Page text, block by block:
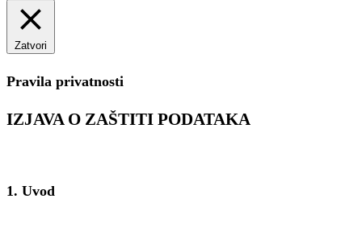
Zatvori
Pravila privatnosti
IZJAVA O ZAŠTITI PODATAKA
1. Uvod